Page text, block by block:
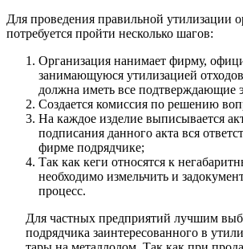
Для проведения правильной утилизации
потребуется пройти несколько шагов:
Организация нанимает фирму,
занимающуюся утилизацией
должна иметь все подтверждающие
Создается комиссия по решению
На каждое изделие выписывается
подписания данного акта вся
фирме подрядчике;
Так как кеги относятся к
необходимо измельчить и
процесс.
Для частных предприятий лучшим
подрядчика заинтересованного в